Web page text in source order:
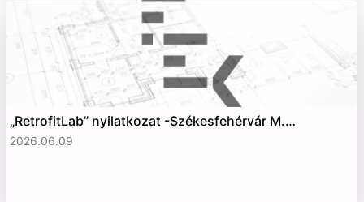
„RetrofitLab” nyilatkozat -Székesfehérvár M.…
2026.06.09